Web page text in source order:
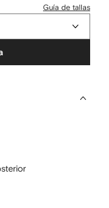
Guía de tallas